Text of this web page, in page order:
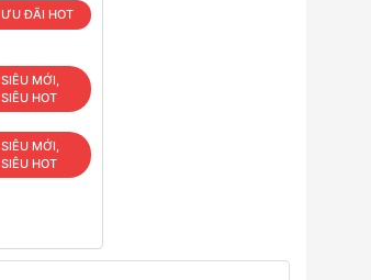
ƯU ĐÃI HOT
SIÊU MỚI,
SIÊU HOT
SIÊU MỚI,
SIÊU HOT